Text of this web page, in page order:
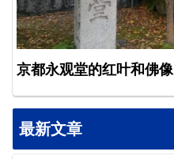
京都永观堂的红叶和佛像
最新文章